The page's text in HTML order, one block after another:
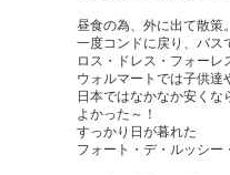
昼食の為、外に出て散策
一度コンドに戻り、バス
ロス・ドレス・フォーレ
ウォルマートでは子供達
日本ではなかなか安くな
よかった～！
すっかり日が暮れた
フォート・デ・ルッシー